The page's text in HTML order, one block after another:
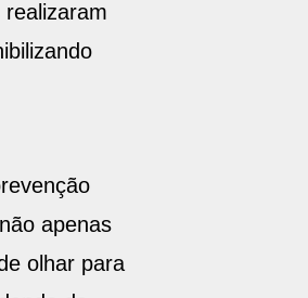
apenas
olhar para